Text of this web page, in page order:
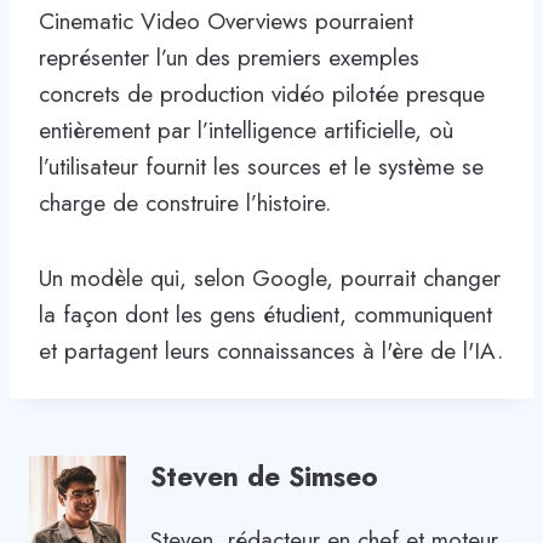
Cinematic Video Overviews pourraient
représenter l’un des premiers exemples
concrets de production vidéo pilotée presque
entièrement par l’intelligence artificielle, où
l’utilisateur fournit les sources et le système se
charge de construire l’histoire.
Un modèle qui, selon Google, pourrait changer
la façon dont les gens étudient, communiquent
et partagent leurs connaissances à l'ère de l'IA.
Steven de Simseo